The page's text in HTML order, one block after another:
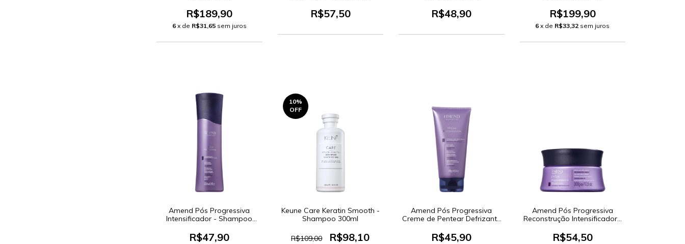
R$189,90
6 x de R$31,65 sem juros
R$57,50 R$48,90 R$199,90
6 x de R$33,32 sem juros
Amend Pós Progressiva
Intensificador - Shampoo
R$47,90
10%
OFF
Keune Care Keratin Smooth -
Shampoo 300ml
R$109,00 R$98,10
Amend Pós Progressiva
Creme de Pentear Defrizante
R$45,90
Amend Pós Progressiva
Reconstrução Intensificadora
R$54,50